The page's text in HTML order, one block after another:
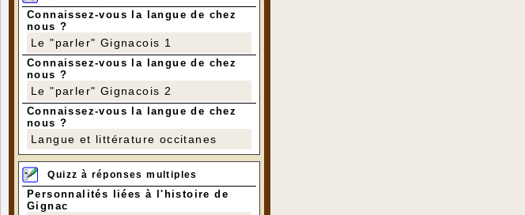
Connaissez-vous la langue de chez
nous ?
Le "parler" Gignacois 1
Connaissez-vous la langue de chez
nous ?
Le "parler" Gignacois 2
Connaissez-vous la langue de chez
nous ?
Langue et littérature occitanes
Quizz à réponses multiples
Personnalités liées à l'histoire de
Gignac